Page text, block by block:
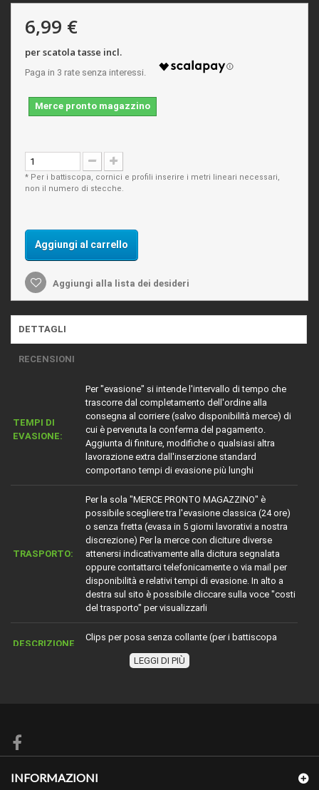
6,99 €
per scatola tasse incl.
Merce pronto magazzino
* Per i battiscopa, cornici e profili inserire i metri lineari necessari,
non il numero di stecche.
Aggiungi al carrello
Aggiungi alla lista dei desideri
DETTAGLI
RECENSIONI
TEMPI DI
EVASIONE:
Per "evasione" si intende l'intervallo di tempo che
trascorre dal completamento dell'ordine alla
consegna al corriere (salvo disponibilità merce) di
cui è pervenuta la conferma del pagamento.
Aggiunta di finiture, modifiche o qualsiasi altra
lavorazione extra dall'inserzione standard
comportano tempi di evasione più lunghi
TRASPORTO:
Per la sola "MERCE PRONTO MAGAZZINO" è
possibile scegliere tra l'evasione classica (24 ore)
o senza fretta (evasa in 5 giorni lavorativi a nostra
discrezione) Per la merce con diciture diverse
attenersi indicativamente alla dicitura segnalata
oppure contattarci telefonicamente o via mail per
disponibilità e relativi tempi di evasione. In alto a
destra sul sito è possibile cliccare sulla voce "costi
del trasporto" per visualizzarli
DESCRIZIONE
Clips per posa senza collante (per i battiscopa
predisposti)
CAMPIONI
campionatura" e leggere le note
LEGGI DI PIÙ
INFORMAZIONI